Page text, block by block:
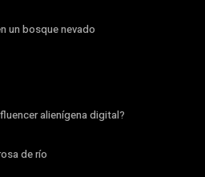
un bosque nevado
alienígena digital?
de río